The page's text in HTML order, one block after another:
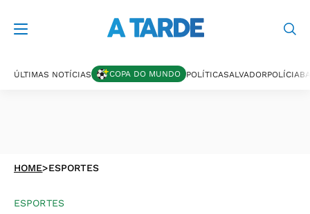
ÚLTIMAS NOTÍCIAS COPA DO MUNDO POLÍTICASALVADORPOLÍCIA
HOME>ESPORTES
ESPORTES